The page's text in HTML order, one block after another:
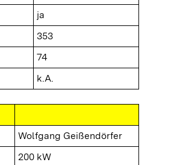
ja
353
74
k.A.
Wolfgang Geißendörfer
200 kW